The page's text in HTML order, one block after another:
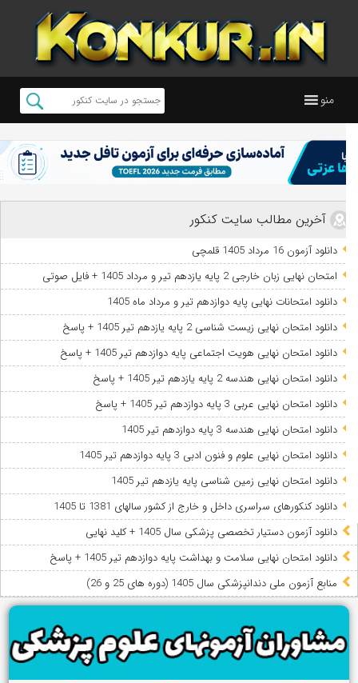
منو
آخرین مطالب سایت کنکور
دانلود آزمون 16 مرداد 1405 قلمچی
امتحان نهایی زبان خارجی 2 پایه یازدهم تیر و مرداد 1405 + فایل صوتی
دانلود امتحانات نهایی پایه دوازدهم تیر و مرداد ماه 1405
دانلود امتحان نهایی زیست شناسی 2 پایه یازدهم تیر 1405 + پاسخ
دانلود امتحان نهایی هویت اجتماعی پایه دوازدهم تیر 1405 + پاسخ
دانلود امتحان نهایی هندسه 2 پایه یازدهم تیر 1405 + پاسخ
دانلود امتحان نهایی عربی 3 پایه دوازدهم تیر 1405 + پاسخ
دانلود امتحان نهایی هندسه 3 پایه دوازدهم تیر 1405
دانلود امتحان نهایی علوم و فنون ادبی 3 پایه دوازدهم تیر 1405
دانلود امتحان نهایی زمین شناسی پایه یازدهم تیر 1405
دانلود کنکورهای سراسری داخل و خارج از کشور سالهای 1381 تا 1405
دانلود آزمون دستیار تخصصی پزشکی سال 1405 + کلید نهایی
دانلود امتحان نهایی سلامت و بهداشت پایه دوازدهم تیر 1405 + پاسخ
ﻣﻨﺎﺑﻊ آزﻣﻮن ﻣﻠﯽ دندانپزشکی سال 1405 (دوره های 25 و 26)